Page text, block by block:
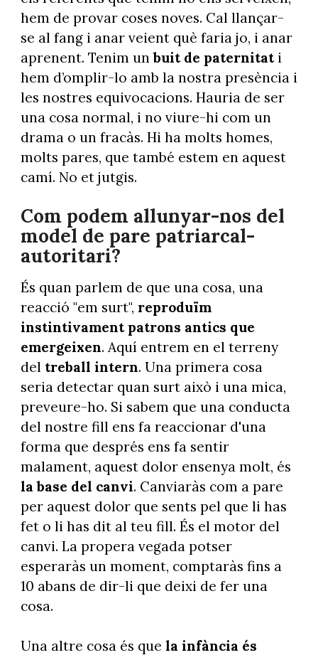
hem de provar coses noves. Cal llançar-
se al fang i anar veient què faria jo, i anar
aprenent. Tenim unbuit de paternitati
hem d’omplir-lo amb la nostra presència i
les nostres equivocacions. Hauria de ser
una cosa normal, i no viure-hi com un
drama o un fracàs. Hi ha molts homes,
molts pares, que també estem en aquest
camí. No et jutgis.
Com podem allunyar-nos del
model de pare patriarcal-
autoritari?
És quan parlem de que una cosa, una
reacció "em surt", reproduïm
instintivament patrons antics que
emergeixen. Aquí entrem en el terreny
del treball intern. Una primera cosa
seria detectar quan surt això i una mica,
preveure-ho. Si sabem que una conducta
del nostre fill ens fa reaccionar d'una
forma que després ens fa sentir
malament, aquest dolor ensenya molt, és
la base del canvi. Canviaràs com a pare
per aquest dolor que sents pel que li has
fet o li has dit al teu fill. És el motor del
canvi. La propera vegada potser
esperaràs un moment, comptaràs fins a
10 abans de dir-li que deixi de fer una
cosa.
Una altre cosa és que la infància és